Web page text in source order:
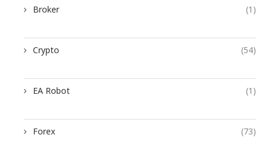
Broker (1)
Crypto (54)
EA Robot (1)
Forex (73)